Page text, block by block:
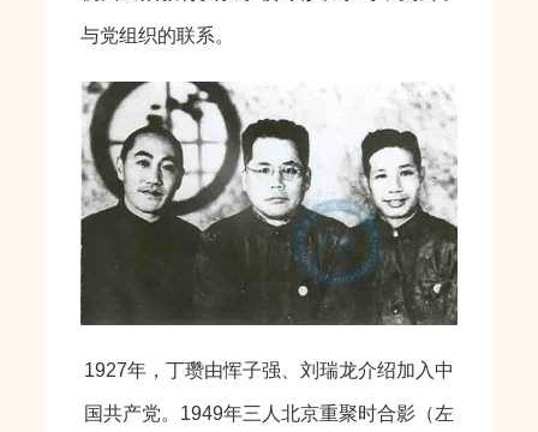
与党组织的联系。
1927年，丁瓒由恽子强、刘瑞龙介绍加入中
国共产党。1949年三人北京重聚时合影（左